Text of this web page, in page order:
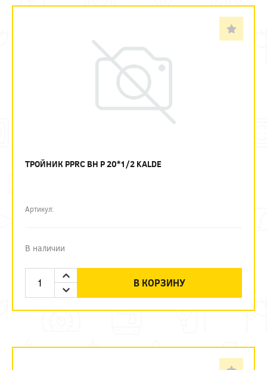
ТРОЙНИК PPRC ВН Р 20*1/2 KALDE
Артикул:
В наличии
В КОРЗИНУ